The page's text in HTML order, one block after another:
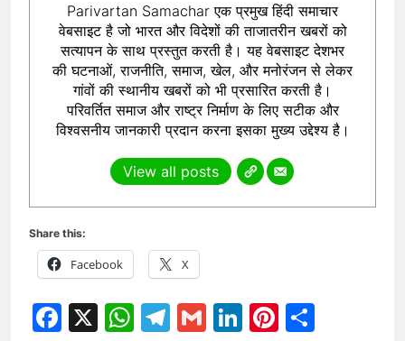
Parivartan Samachar एक प्रमुख हिंदी समाचार
वेबसाइट है जो भारत और विदेशों की ताजातरीन खबरों को
सत्यापन के साथ प्रस्तुत करती है। यह वेबसाइट देशभर
की घटनाओं, राजनीति, समाज, खेल, और मनोरंजन से लेकर
गांवों की स्थानीय खबरों को भी प्रसारित करती है।
परिवर्तित समाज और राष्ट्र निर्माण के लिए सटीक और
विश्वसनीय जानकारी प्रदान करना इसका मुख्य उद्देश्य है।
View all posts
Share this:
Facebook X
Facebook
X WhatsApp
Telegram
GmailLinkedIn
Pinterest